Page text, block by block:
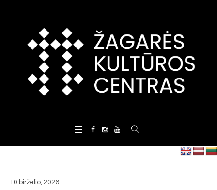
10 birželio, 2026